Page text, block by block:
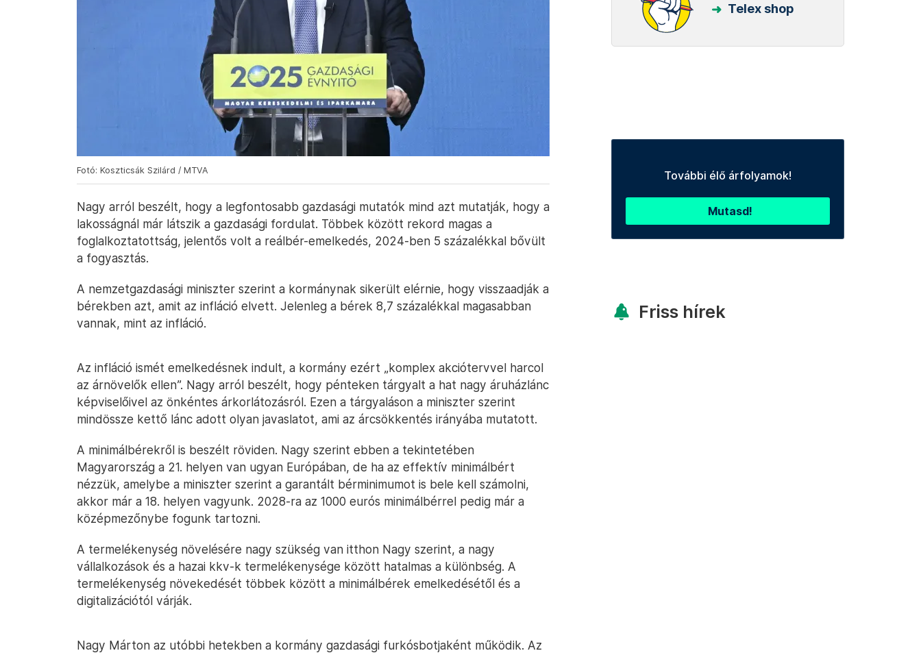
Fotó: Koszticsák Szilárd / MTVA
Nagy arról beszélt, hogy a legfontosabb gazdasági mutatók mind azt mutatják, hogy a
lakosságnál már látszik a gazdasági fordulat. Többek között rekord magas a
foglalkoztatottság, jelentős volt a reálbér-emelkedés, 2024-ben 5 százalékkal bővült
a fogyasztás.
A nemzetgazdasági miniszter szerint a kormánynak sikerült elérnie, hogy visszaadják a
bérekben azt, amit az infláció elvett. Jelenleg a bérek 8,7 százalékkal magasabban
vannak, mint az infláció.
Az infláció ismét emelkedésnek indult, a kormány ezért „komplex akciótervvel harcol
az árnövelők ellen”. Nagy arról beszélt, hogy pénteken tárgyalt a hat nagy áruházlánc
képviselőivel az önkéntes árkorlátozásról. Ezen a tárgyaláson a miniszter szerint
mindössze kettő lánc adott olyan javaslatot, ami az árcsökkentés irányába mutatott.
A minimálbérekről is beszélt röviden. Nagy szerint ebben a tekintetében
Magyarország a 21. helyen van ugyan Európában, de ha az effektív minimálbért
nézzük, amelybe a miniszter szerint a garantált bérminimumot is bele kell számolni,
akkor már a 18. helyen vagyunk. 2028-ra az 1000 eurós minimálbérrel pedig már a
középmezőnybe fogunk tartozni.
A termelékenység növelésére nagy szükség van itthon Nagy szerint, a nagy
vállalkozások és a hazai kkv-k termelékenysége között hatalmas a különbség. A
termelékenység növekedését többek között a minimálbérek emelkedésétől és a
digitalizációtól várják.
Nagy Márton az utóbbi hetekben a kormány gazdasági furkósbotjaként működik. Az
Telex shop
További élő árfolyamok!
Mutasd!
Friss hírek